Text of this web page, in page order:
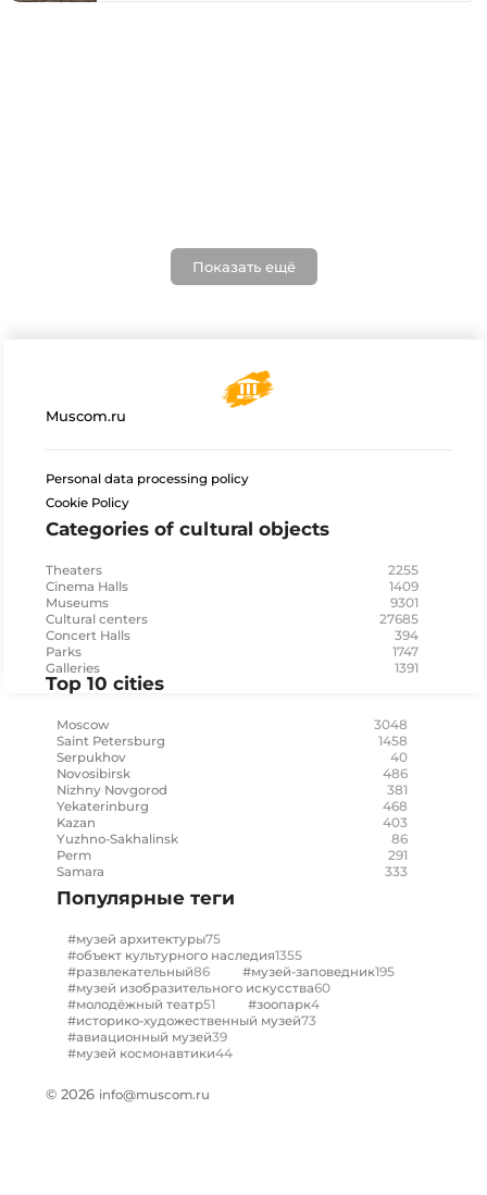
Показать ещё
Muscom.ru
Personal data processing policy
Cookie Policy
Categories of cultural objects
Theaters 2255
Cinema Halls 1409
Museums 9301
Cultural centers 27685
Concert Halls 394
Parks 1747
Galleries 1391
Top 10 cities
Moscow 3048
Saint Petersburg 1458
Serpukhov 40
Novosibirsk 486
Nizhny Novgorod 381
Yekaterinburg 468
Kazan 403
Yuzhno-Sakhalinsk 86
Perm 291
Samara 333
Популярные теги
#музей архитектуры75
#объект культурного наследия1355
#развлекательный86 #музей-заповедник195
#музей изобразительного искусства60
#молодёжный театр51 #зоопарк4
#историко-художественный музей73
#авиационный музей39
#музей космонавтики44
© 2026 info@muscom.ru